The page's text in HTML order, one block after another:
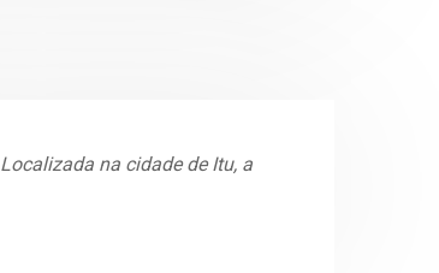
na cidade de Itu, a